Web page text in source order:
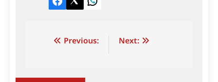
Facebook
TwitterLinkedIn
Post Previous: Next: